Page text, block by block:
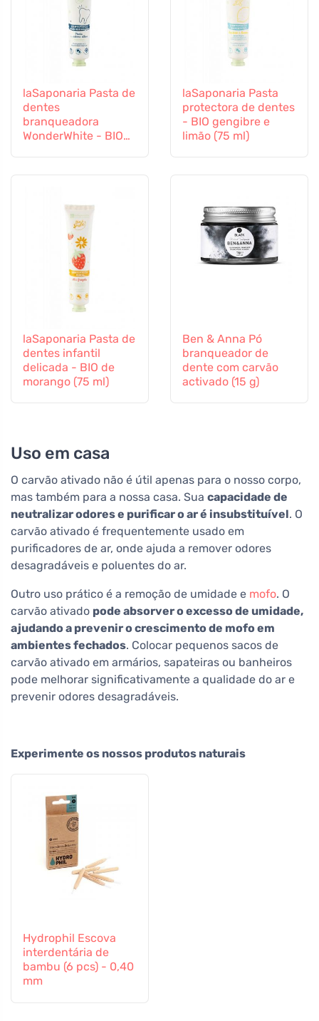
laSaponaria Pasta de
dentes
branqueadora
WonderWhite - BIO
laSaponaria Pasta
protectora de dentes
- BIO gengibre e
limão (75 ml)
laSaponaria Pasta de
dentes infantil
delicada - BIO de
morango (75 ml)
Ben & Anna Pó
branqueador de
dente com carvão
activado (15 g)
Uso em casa
O carvão ativado não é útil apenas para o nosso corpo,
mas também para a nossa casa. Sua capacidade de
neutralizar odores e purificar o ar é insubstituível. O
carvão ativado é frequentemente usado em
purificadores de ar, onde ajuda a remover odores
desagradáveis e poluentes do ar.
Outro uso prático é a remoção de umidade e mofo. O
carvão ativado pode absorver o excesso de umidade,
ajudando a prevenir o crescimento de mofo em
ambientes fechados. Colocar pequenos sacos de
carvão ativado em armários, sapateiras ou banheiros
pode melhorar significativamente a qualidade do ar e
prevenir odores desagradáveis.
Experimente os nossos produtos naturais
Hydrophil Escova
interdentária de
bambu (6 pcs) - 0,40
mm